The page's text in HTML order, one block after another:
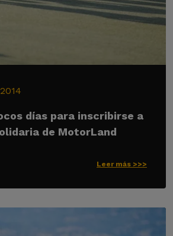
días para inscribirse a
de MotorLand
Leer más >>>